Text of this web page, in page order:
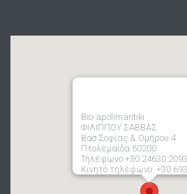
Bio-apolimantiki
ΦΙΛΙΠΠΟΥ ΣΑΒΒΑΣ
Βασ Σοφίας & Ομήρου 4
Πτολεμαίδα 50200
Τηλέφωνο:+30 24630
Κινητό τηλέφωνο: +30